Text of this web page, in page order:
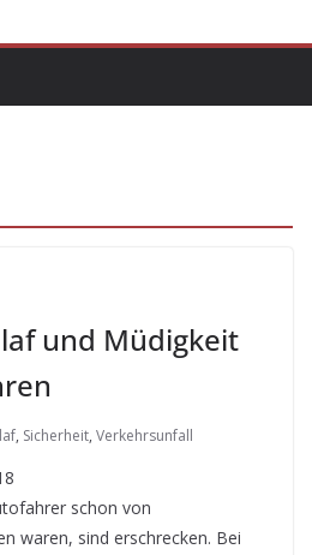
und Müdigkeit
, Sicherheit, Verkehrsunfall
schon von
waren, sind erschrecken. Bei